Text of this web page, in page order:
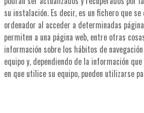
su instalación. Es decir, es un fichero que se
ordenador al acceder a determinadas
permiten a una página web, entre otras
información sobre los hábitos de
equipo y, dependiendo de la información
en que utilice su equipo, pueden utilizarse